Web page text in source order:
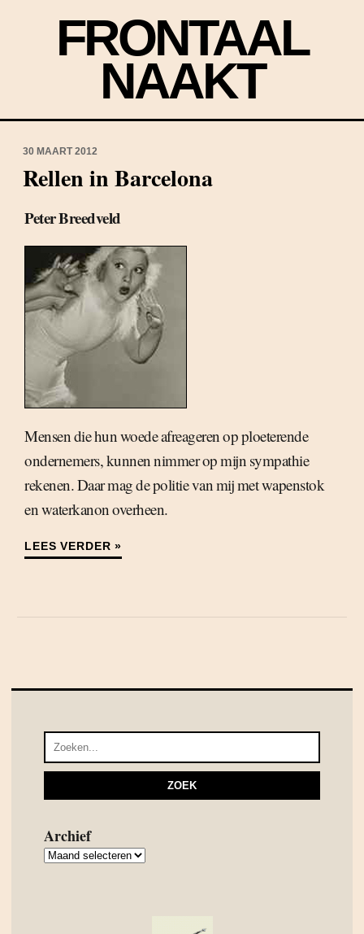
FRONTAAL
NAAKT
30 MAART 2012
Rellen in Barcelona
Peter Breedveld
Mensen die hun woede afreageren op ploeterende
ondernemers, kunnen nimmer op mijn sympathie
rekenen. Daar mag de politie van mij met wapenstok
en waterkanon overheen.
LEES VERDER »
Archief
Archief